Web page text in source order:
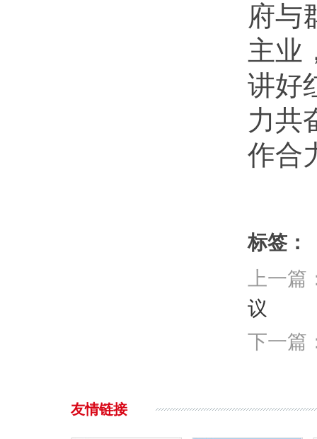
府与
主业
讲好
力共
作合
标签：
上一
议
下一篇
友情链接